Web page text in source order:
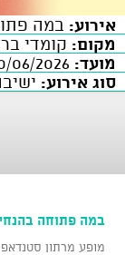
אירוע: במה
מקום: קומדי
מועד:
סוג אירוע:
במה פתוחה
מופע מרתון